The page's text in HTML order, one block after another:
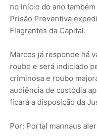
no início do ano
Prisão Preventiva
Flagrantes da Capital.
Marcos já responde há
roubo e será indiciado
criminosa e roubo
audiência de custódia
ficará a disposição da
Por: Portal mannaus